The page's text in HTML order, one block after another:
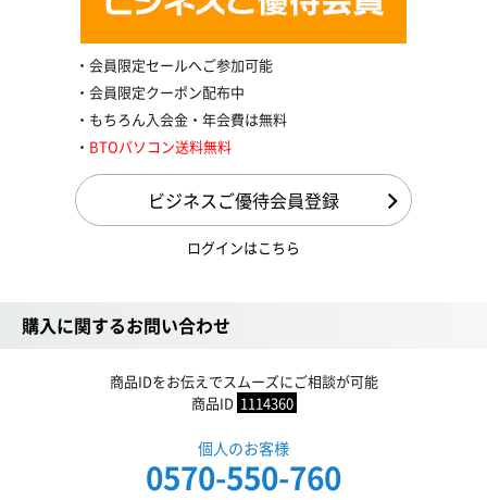
会員限定セールへご参加可能
会員限定クーポン配布中
もちろん入会金・年会費は無料
BTOパソコン送料無料
ビジネスご優待会員登録
ログインはこちら
購入に関するお問い合わせ
商品IDをお伝えでスムーズにご相談が可能
商品ID 1114360
個人のお客様
0570-550-760